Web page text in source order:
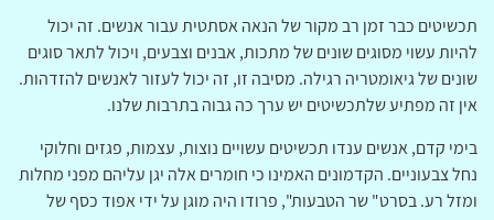
תכשיטים כבר זמן רב מקור של הנאה אסתטית עבור אנשים. זה יכול
להיות עשוי מסוגים שונים של מתכות, אבנים וצבעים, ויכול לתאר סוגים
שונים של גיאומטריה רגילה. מסיבה זו, זה יכול לעזור לאנשים להזדהות.
אין זה מפתיע שלתכשיטים יש ערך כה גבוה בתרבות שלנו.
בימי קדם, אנשים ענדו תכשיטים עשויים נוצות, עצמות, פגזים וחלוקי
נחל צבעוניים. הקדמונים האמינו כי חומרים אלה יגן עליהם מפני מחלות
ומזל רע. בסרט" שר הטבעות", פרודו היה מוגן על ידי אפוד כסף של